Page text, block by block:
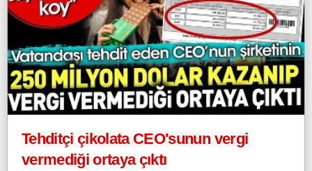
Tehditçi çikolata CEO'sunun vergi
vermediği ortaya çıktı